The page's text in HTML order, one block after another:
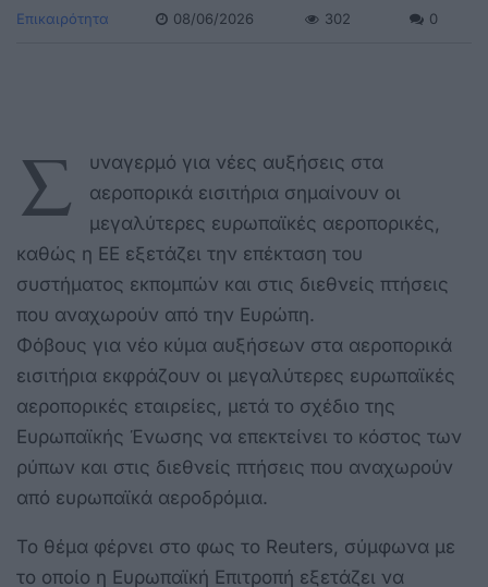
Επικαιρότητα 08/06/2026 302 0
Σ
υναγερμό για νέες αυξήσεις στα
αεροπορικά εισιτήρια σημαίνουν οι
μεγαλύτερες ευρωπαϊκές αεροπορικές,
καθώς η ΕΕ εξετάζει την επέκταση του
συστήματος εκπομπών και στις διεθνείς πτήσεις
που αναχωρούν από την Ευρώπη.
Φόβους για νέο κύμα αυξήσεων στα αεροπορικά
εισιτήρια εκφράζουν οι μεγαλύτερες ευρωπαϊκές
αεροπορικές εταιρείες, μετά το σχέδιο της
Ευρωπαϊκής Ένωσης να επεκτείνει το κόστος των
ρύπων και στις διεθνείς πτήσεις που αναχωρούν
από ευρωπαϊκά αεροδρόμια.
Το θέμα φέρνει στο φως το Reuters, σύμφωνα με
το οποίο η Ευρωπαϊκή Επιτροπή εξετάζει να